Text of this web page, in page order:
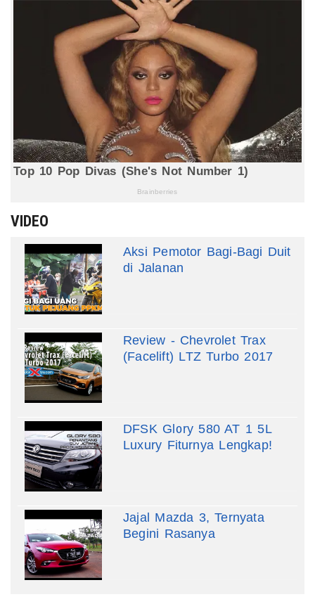
VIDEO
Aksi Pemotor Bagi-Bagi Duit
di Jalanan
Review - Chevrolet Trax
(Facelift) LTZ Turbo 2017
DFSK Glory 580 AT 1 5L
Luxury Fiturnya Lengkap!
Jajal Mazda 3, Ternyata
Begini Rasanya